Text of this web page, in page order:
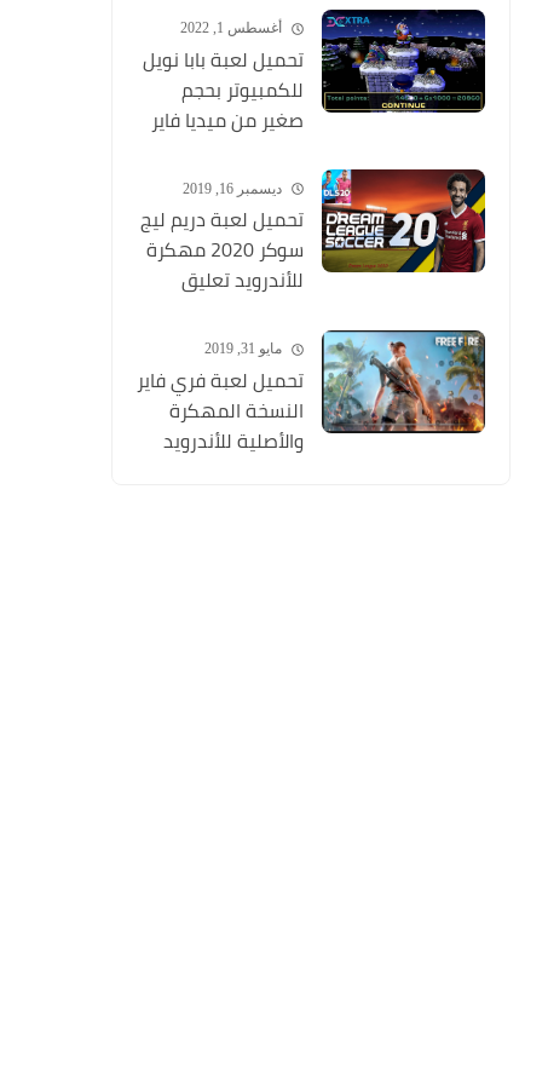
المكالمات الاحتيالية
وتنهيها فوراً
أغسطس 1, 2022
تحميل لعبة بابا نويل
للكمبيوتر بحجم
صغير من ميديا فاير
ديسمبر 16, 2019
تحميل لعبة دريم ليج
سوكر 2020 مهكرة
للأندرويد تعليق
اصدار) Dream
League Soccer
مايو 31, 2019
تحميل لعبة فري فاير
النسخة المهكرة
والأصلية للأندرويد